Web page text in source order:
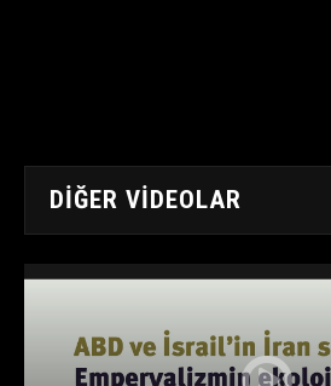
DIĞER VIDEOLAR